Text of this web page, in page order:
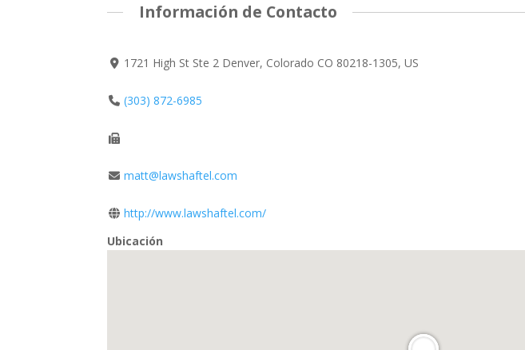
Información de Contacto
1721 High St Ste 2 Denver, Colorado CO 80218-1305, US
(303) 872-6985
matt@lawshaftel.com
http://www.lawshaftel.com/
Ubicación